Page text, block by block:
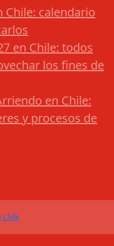
Chile: calendario
en Chile: todos
los fines de
en Chile:
y procesos de
Chile